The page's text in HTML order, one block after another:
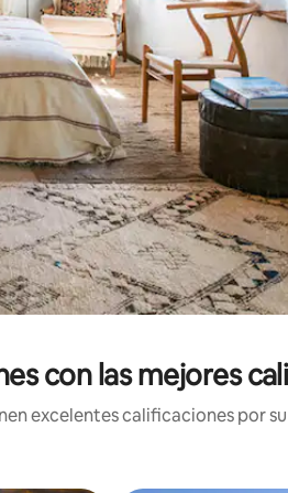
con las mejores
excelentes calificaciones por